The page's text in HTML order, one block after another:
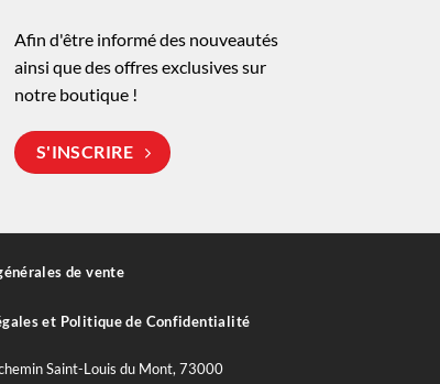
Afin d'être informé des nouveautés
ainsi que des offres exclusives sur
notre boutique !
S'INSCRIRE
de vente
et Politique de Confidentialité
Saint-Louis du Mont, 73000